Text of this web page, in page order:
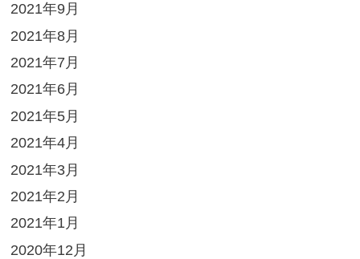
2021年9月
2021年8月
2021年7月
2021年6月
2021年5月
2021年4月
2021年3月
2021年2月
2021年1月
2020年12月